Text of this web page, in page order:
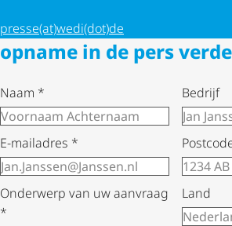
presse(at)wedi(dot)de
opname in de pers
Naam * Bedrijf
E-mailadres *
Onderwerp van uw aanvraag
*
Land